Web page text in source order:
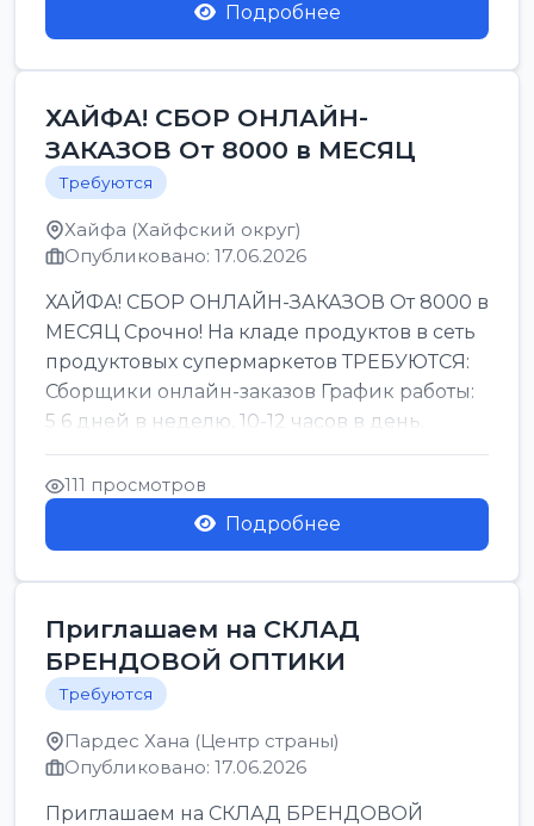
Подробнее
ХАЙФА! СБОР ОНЛАЙН-
ЗАКАЗОВ От 8000 в МЕСЯЦ
Требуются
Хайфа (Хайфский округ)
Опубликовано: 17.06.2026
ХАЙФА! СБОР ОНЛАЙН-ЗАКАЗОВ От 8000 в
МЕСЯЦ Срочно! На кладе продуктов в сеть
продуктовых супермаркетов ТРЕБУЮТСЯ:
Сборщики онлайн-заказов График работы:
5 6 дней в неделю, 10-12 часов в день.
Колле ОП...
111 просмотров
Подробнее
Приглашаем на СКЛАД
БРЕНДОВОЙ ОПТИКИ
Требуются
Пардес Хана (Центр страны)
Опубликовано: 17.06.2026
Приглашаем на СКЛАД БРЕНДОВОЙ